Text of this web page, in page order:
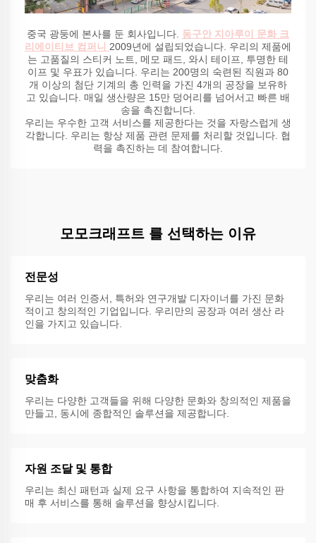
중국 광둥에 본사를 둔 회사입니다. 동구안 지아루이 문화 크
리에이티브 컴퍼니 2009년에 설립되었습니다. 우리의 제품에
는 고품질의 스티커 노트, 메모 패드, 와시 테이프, 투명한 테
이프 및 우표가 있습니다. 우리는 200명의 숙련된 직원과 80
개 이상의 첨단 기계의 총 인력을 가진 4개의 공장을 보유하
고 있습니다. 매일 생산량은 15만 덩어리를 넘어서고 빠른 배
송을 촉진합니다.
우리는 우수한 고객 서비스를 제공한다는 것을 자랑스럽게 생
각합니다. 우리는 항상 제품 관련 문제를 처리할 것입니다. 협
력을 촉진하는 데 참여합니다.
모모크래프트 를 선택하는 이유
전문성
우리는 여러 인증서, 특허와 연구개발 디자이너를 가진 문화
적이고 창의적인 기업입니다. 우리만의 공장과 여러 생산 라
인을 가지고 있습니다.
맞춤화
우리는 다양한 고객들을 위해 다양한 문화와 창의적인 제품을
만들고, 동시에 종합적인 솔루션을 제공합니다.
자원 조달 및 통합
우리는 최신 패턴과 실제 요구 사항을 통합하여 지속적인 판
매 후 서비스를 통해 솔루션을 향상시킵니다.